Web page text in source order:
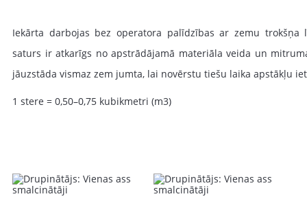
Iekārta darbojas bez operatora palīdzības ar zemu trokšņa
saturs ir atkarīgs no apstrādājamā materiāla veida un
jāuzstāda vismaz zem jumta, lai novērstu tiešu laika apstākļu
1 stere = 0,50–0,75 kubikmetri (m3)